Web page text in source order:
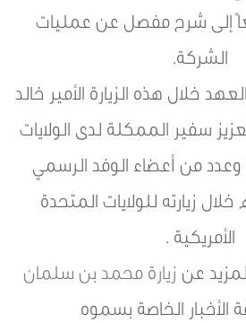
إلى شرح مفصل عن عمليات
الشركة.
خلال هذه الزيارة الأمير خالد
سفير الممكلة لدى الولايات
وعدد من أعضاء الوفد الرسمي
زيارته للولايات المتحدة
الأمريكية .
عن زيارة محمد بن سلمان
الأخبار الخاصة بسموه